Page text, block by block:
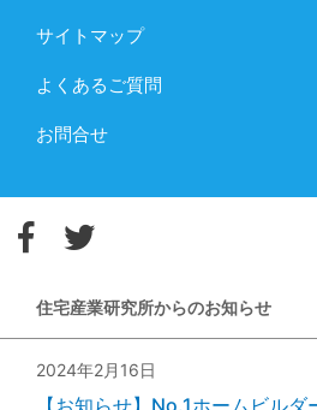
サイトマップ
よくあるご質問
お問合せ
住宅産業研究所からのお知らせ
2024年2月16日